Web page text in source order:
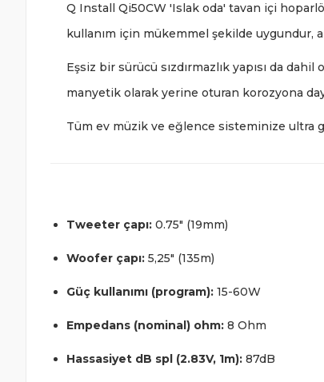
Q Install Qi50CW 'Islak oda' tavan içi
kullanım için mükemmel şekilde uygundur,
Eşsiz bir sürücü sızdırmazlık yapısı da
manyetik olarak yerine oturan korozyona
Tüm ev müzik ve eğlence sisteminize ultra
Tweeter çapı: 0.75" (19mm)
Woofer çapı: 5,25" (135m)
Güç kullanımı (program): 15-60W
Empedans (nominal) ohm: 8 Ohm
Hassasiyet dB spl (2.83V, 1m): 87dB